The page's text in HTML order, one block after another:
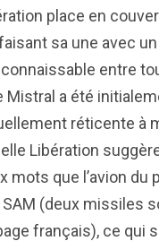
place en
sa une avec
entre
Mistral a été
réticente à
Libération
mots que l’avion
(deux missiles
français), ce qui